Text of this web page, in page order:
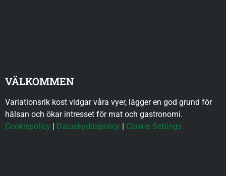
VÄLKOMMEN
Variationsrik kost vidgar våra vyer, lägger en god grund för
hälsan och ökar intresset för mat och gastronomi.
Cookiepolicy
Dataskyddspolicy Cookie Settings